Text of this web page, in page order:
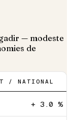
— modeste
de
/ NATIONAL
+ 3.0 %